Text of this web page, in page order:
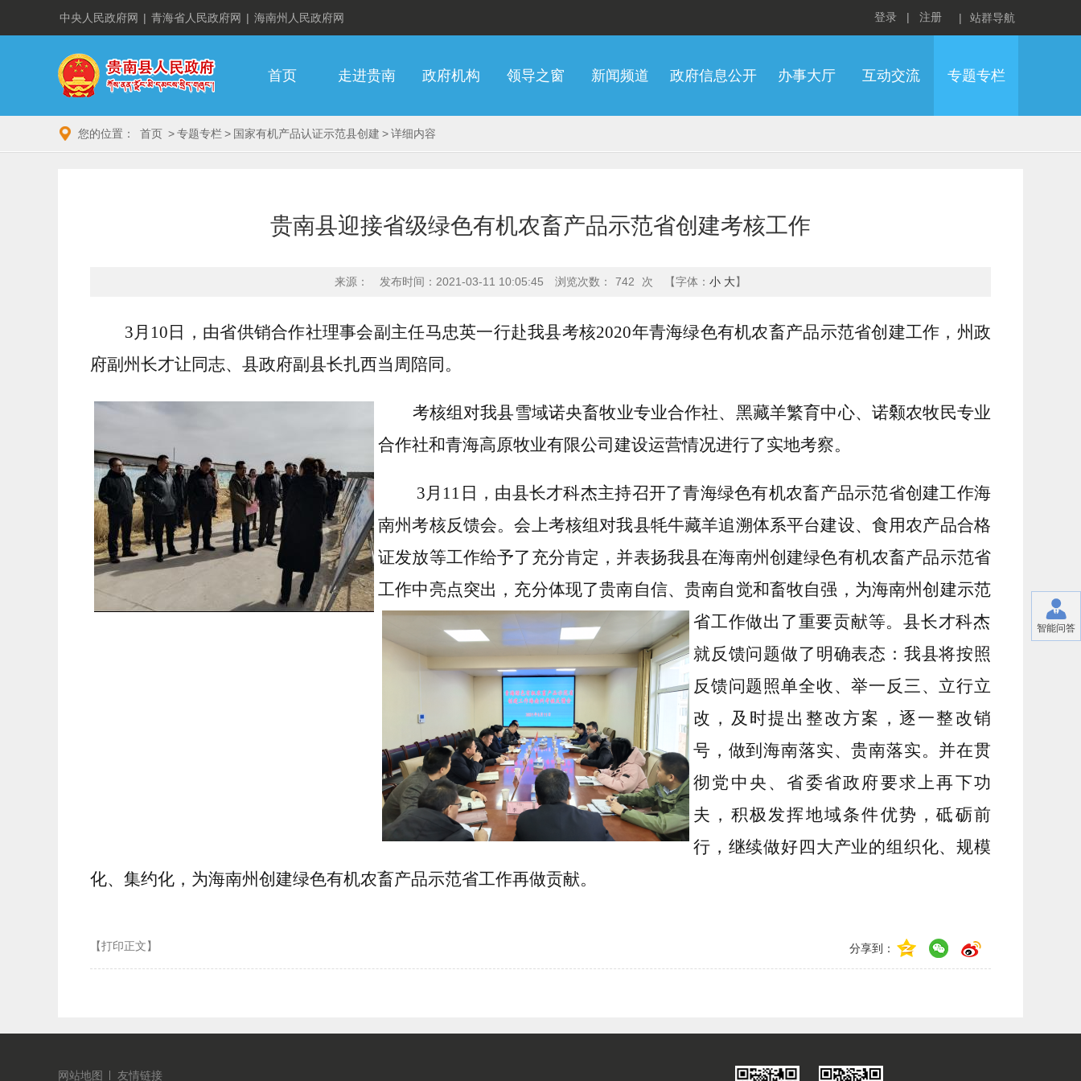
中央人民政府网 | 青海省人民政府网 | 海南州人民政府网 登录 | 注册 | 站群导航
首页 走进贵南 政府机构 领导之窗 新闻频道 政府信息公开 办事大厅 互动交流 专题专栏
您的位置： 首页 >专题专栏 > 国家有机产品认证示范县创建 >详细内容
贵南县迎接省级绿色有机农畜产品示范省创建考核工作
来源： 发布时间：2021-03-11 10:05:45 浏览次数： 742 次 【字体： 小 大】
3月10日，由省供销合作社理事会副主任马忠英一行赴我县考核2020年青海绿色有机农畜产品示范省创建工作，州政
府副州长才让同志、县政府副县长扎西当周陪同。
考核组对我县雪域诺央畜牧业专业合作社、黑藏羊繁育中心、诺颡农牧民专业
合作社和青海高原牧业有限公司建设运营情况进行了实地考察。
3月11日，由县长才科杰主持召开了青海绿色有机农畜产品示范省创建工作海
南州考核反馈会。会上考核组对我县牦牛藏羊追溯体系平台建设、食用农产品合格
证发放等工作给予了充分肯定，并表扬我县在海南州创建绿色有机农畜产品示范省
工作中亮点突出，充分体现了贵南自信、贵南自觉和畜牧自强，为海南州创建示范
省工作做出了重要贡献等。县长才科杰
就反馈问题做了明确表态：我县将按照
反馈问题照单全收、举一反三、立行立
改，及时提出整改方案，逐一整改销
号，做到海南落实、贵南落实。并在贯
彻党中央、省委省政府要求上再下功
夫，积极发挥地域条件优势，砥砺前
行，继续做好四大产业的组织化、规模
化、集约化，为海南州创建绿色有机农畜产品示范省工作再做贡献。
分享到：
【打印正文】
网站地图 友情链接
智能问答